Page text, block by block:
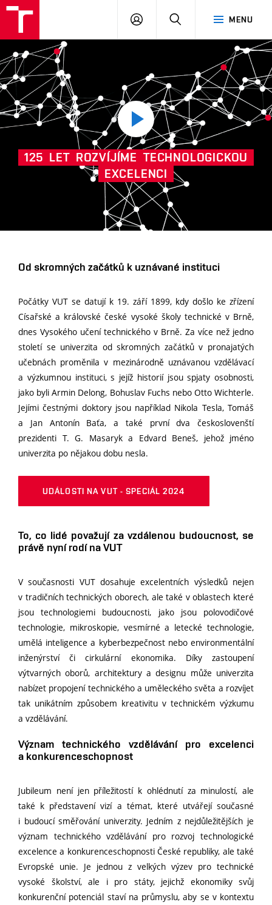
MENU
PŘIHLÁSIT
Přehrát
video
125 LET ROZVÍJÍME TECHNOLOGICKOU
EXCELENCI
Další
Od skromných začátků k uznávané instituci
Počátky VUT se datují k 19. září 1899, kdy došlo ke zřízení
Císařské a královské české vysoké školy technické v Brně,
dnes Vysokého učení technického v Brně. Za více než jedno
století se univerzita od skromných začátků v pronajatých
učebnách proměnila v mezinárodně uznávanou vzdělávací
a výzkumnou instituci, s jejíž historií jsou spjaty osobnosti,
jako byli Armin Delong, Bohuslav Fuchs nebo Otto Wichterle.
Jejími čestnými doktory jsou například Nikola Tesla, Tomáš
a Jan Antonín Baťa, a také první dva českoslovenští
prezidenti T. G. Masaryk a Edvard Beneš, jehož jméno
univerzita po nějakou dobu nesla.
UDÁLOSTI NA VUT - SPECIÁL 2024
To, co lidé považují za vzdálenou budoucnost, se
právě nyní rodí na VUT
V současnosti VUT dosahuje excelentních výsledků nejen
v tradičních technických oborech, ale také v oblastech které
jsou technologiemi budoucnosti, jako jsou polovodičové
technologie, mikroskopie, vesmírné a letecké technologie,
umělá inteligence a kyberbezpečnost nebo environmentální
inženýrství či cirkulární ekonomika. Díky zastoupení
výtvarných oborů, architektury a designu může univerzita
nabízet propojení technického a uměleckého světa a rozvíjet
tak unikátním způsobem kreativitu v technickém výzkumu
a vzdělávání.
Význam technického vzdělávání pro excelenci
a konkurenceschopnost
Jubileum není jen příležitostí k ohlédnutí za minulostí, ale
také k představení vizí a témat, které utvářejí současné
i budoucí směřování univerzity. Jedním z nejdůležitějších je
význam technického vzdělávání pro rozvoj technologické
excelence a konkurenceschopnosti České republiky, ale také
Evropské unie. Je jednou z velkých výzev pro technické
vysoké školství, ale i pro státy, jejichž ekonomiky svůj
konkurenční potenciál staví na průmyslu, aby se v kontextu